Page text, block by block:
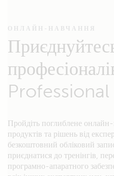
ОНЛАЙН-НАВЧАННЯ
Professional
Пройдіть поглиблене
продуктів та рішень від
безкоштовний обліковий
приєднатися до тренінгів,
програмно-апаратного